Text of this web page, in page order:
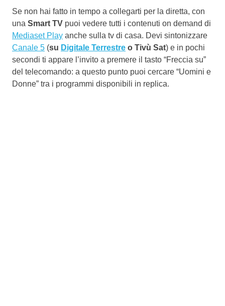
Se non hai fatto in tempo a collegarti per la diretta, con
una Smart TV puoi vedere tutti i contenuti on demand di
Mediaset Play anche sulla tv di casa. Devi sintonizzare
Canale 5 (su Digitale Terrestre o Tivù Sat) e in pochi
secondi ti appare l’invito a premere il tasto “Freccia su”
del telecomando: a questo punto puoi cercare “Uomini e
Donne” tra i programmi disponibili in replica.